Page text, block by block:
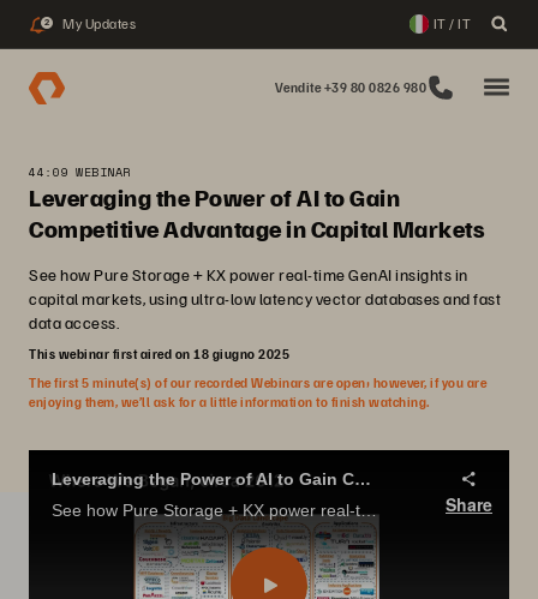
2 My Updates IT / IT
Vendite +39 80 0826 980
44:09 WEBINAR
Leveraging the Power of AI to Gain
Competitive Advantage in Capital Markets
See how Pure Storage + KX power real-time GenAI insights in
capital markets, using ultra-low latency vector databases and fast
data access.
This webinar first aired on 18 giugno 2025
The first 5 minute(s) of our recorded Webinars are open; however, if you are
enjoying them, we’ll ask for a little information to finish watching.
Leveraging the Power of AI to Gain Competitive Advantage in Capital Markets
See how Pure Storage + KX power real-time GenAI insights in capital markets, using ultra-low latency vector databases and fast data access.
Share